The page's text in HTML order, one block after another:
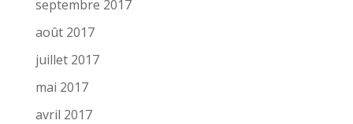
septembre 2017
août 2017
juillet 2017
mai 2017
avril 2017